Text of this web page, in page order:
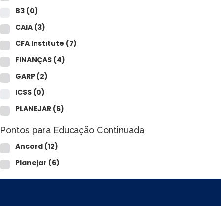
B3 (0)
CAIA (3)
CFA Institute (7)
FINANÇAS (4)
GARP (2)
ICSS (0)
PLANEJAR (6)
Pontos para Educação Continuada
Ancord (12)
Planejar (6)